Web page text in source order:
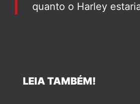
quanto o Harley
LEIA TAMBÉM!